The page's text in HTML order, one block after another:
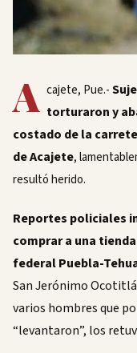
A cajete, Pue.-
torturaron y
costado de la
de Acajete,
resultó herido.
Reportes policiales
comprar a una
federal Puebla-
San Jerónimo
varios hombres que
“levantaron”, los